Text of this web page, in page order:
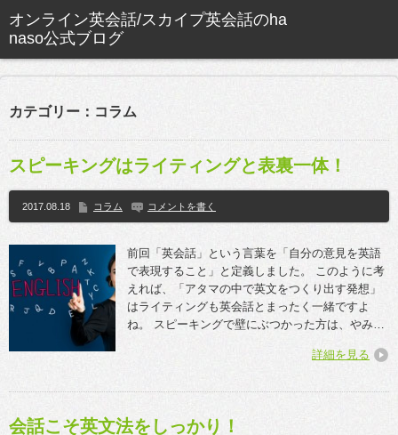
カテゴリー：コラム
スピーキングはライティングと表裏一体！
2017.08.18 コラム コメントを書く
前回「英会話」という言葉を「自分の意見を英語
で表現すること」と定義しました。 このように考
えれば、「アタマの中で英文をつくり出す発想」
はライティングも英会話とまったく一緒ですよ
ね。 スピーキングで壁にぶつかった方は、やみ…
詳細を見る
会話こそ英文法をしっかり！